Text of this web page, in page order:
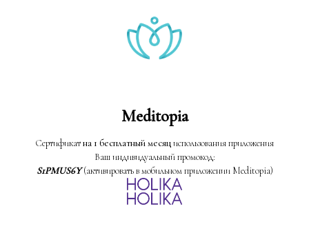
Meditopia
Сертификатна 1 бесплатный месяциспользования приложения
Ваш индивидуальный промокод:
S1PMUS6Y(активировать в мобильном приложении Meditopia)